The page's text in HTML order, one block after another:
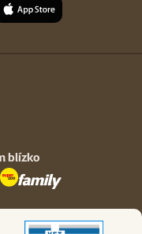
blízko